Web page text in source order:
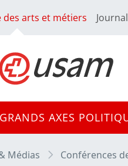
des arts et métiers
GRANDS AXES
Médias Conférences